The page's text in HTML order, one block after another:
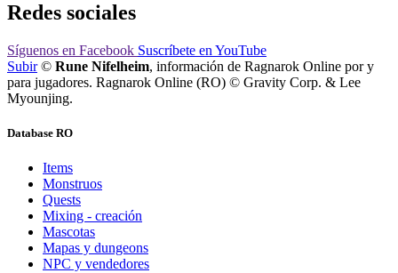
Redes sociales
Síguenos en Facebook Suscríbete en YouTube
Subir© Rune Nifelheim, información de Ragnarok Online por y
para jugadores. Ragnarok Online (RO) © Gravity Corp. & Lee
Myounjing.
Database RO
Items
Monstruos
Quests
Mixing - creación
Mascotas
Mapas y dungeons
NPC y vendedores